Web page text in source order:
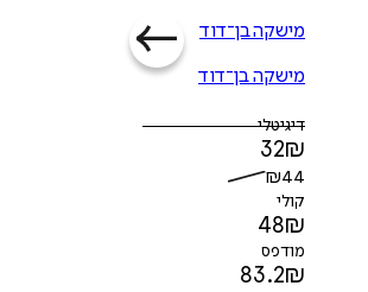
מישקה בן־דוד
מישקה בן־דוד
דיגיטלי
32₪
₪44
קולי
48₪
מודפס
83.2₪